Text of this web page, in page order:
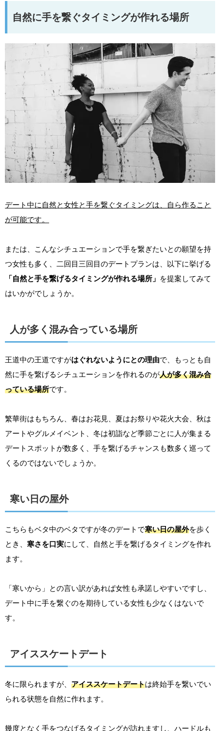
自然に手を繋ぐタイミングが作れる場所
デート中に自然と女性と手を繋ぐタイミングは、自ら作ること
が可能です。
または、こんなシチュエーションで手を繋ぎたいとの願望を持
つ女性も多く、二回目三回目のデートプランは、以下に挙げる
「自然と手を繋げるタイミングが作れる場所」 を提案してみて
はいかがでしょうか。
人が多く混み合っている場所
王道中の王道ですがはぐれないようにとの理由で、もっとも自
然に手を繋げるシチュエーションを作れるのが人が多く混み合
っている場所です。
繁華街はもちろん、春はお花見、夏はお祭りや花火大会、秋は
アートやグルメイベント、冬は初詣など季節ごとに人が集まる
デートスポットが数多く、手を繋げるチャンスも数多く巡って
くるのではないでしょうか。
寒い日の屋外
こちらもベタ中のベタですが冬のデートで寒い日の屋外を歩く
とき、 寒さを口実にして、自然と手を繋げるタイミングを作れ
ます。
「寒いから」との言い訳があれば女性も承諾しやすいですし、
デート中に手を繋ぐのを期待している女性も少なくはないで
す。
アイススケートデート
冬に限られますが、 アイススケートデートは終始手を繋いでい
られる状態を自然に作れます。
幾度となく手をつなげるタイミングが訪れますし、ハードルも